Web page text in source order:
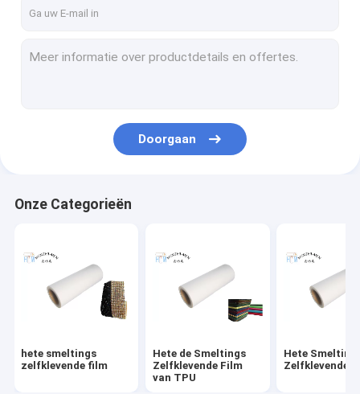
hete smeltings plakband
Hete Smeltings Zelfklevende Korrel
Doorgaan
Onze Categorieën
hete smeltings
zelfklevende film
Hete de Smeltings
Zelfklevende Film
van TPU
Hete
Zelfklevende